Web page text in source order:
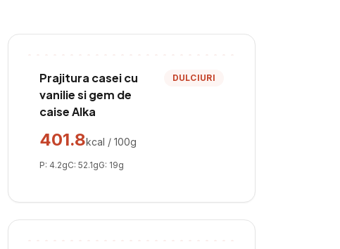
Prajitura casei cu
vanilie si gem de
caise Alka
DULCIURI
401.8kcal / 100g
P: 4.2gC: 52.1gG: 19g